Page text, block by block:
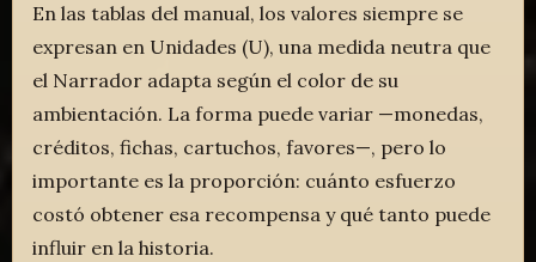
En las tablas del manual, los valores siempre se
expresan en Unidades (U), una medida neutra que
el Narrador adapta según el color de su
ambientación. La forma puede variar —monedas,
créditos, fichas, cartuchos, favores—, pero lo
importante es la proporción: cuánto esfuerzo
costó obtener esa recompensa y qué tanto puede
influir en la historia.